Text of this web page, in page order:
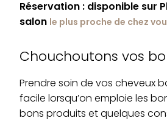
Réservation : disponible sur
salon le plus proche de chez
Chouchoutons vos
Prendre soin de vos cheveux
facile lorsqu’on emploie les
bons produits et quelques